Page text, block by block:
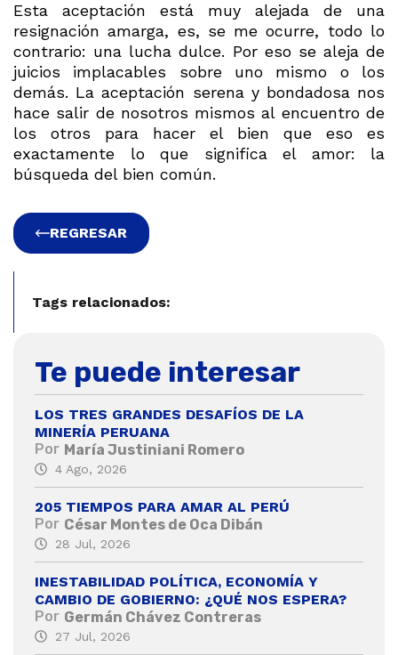
Esta aceptación está muy alejada de una
resignación amarga, es, se me ocurre, todo lo
contrario: una lucha dulce. Por eso se aleja de
juicios implacables sobre uno mismo o los
demás. La aceptación serena y bondadosa nos
hace salir de nosotros mismos al encuentro de
los otros para hacer el bien que eso es
exactamente lo que significa el amor: la
búsqueda del bien común.
REGRESAR
Tags relacionados:
Te puede interesar
LOS TRES GRANDES DESAFÍOS DE LA
MINERÍA PERUANA
Por María Justiniani Romero
4 Ago, 2026
205 TIEMPOS PARA AMAR AL PERÚ
Por César Montes de Oca Dibán
28 Jul, 2026
INESTABILIDAD POLÍTICA, ECONOMÍA Y
CAMBIO DE GOBIERNO: ¿QUÉ NOS ESPERA?
Por Germán Chávez Contreras
27 Jul, 2026